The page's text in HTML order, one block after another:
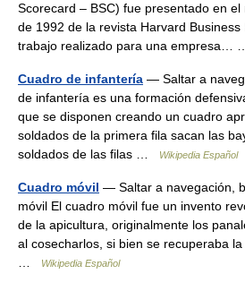
Scorecard – BSC) fue presentado en
de 1992 de la revista Harvard Business
trabajo realizado para una empresa…
Cuadro de infantería — Saltar a
de infantería es una formación
que se disponen creando un cuadro
soldados de la primera fila sacan las
soldados de las filas …
Wikipedia Español
Cuadro móvil — Saltar a navegación,
móvil El cuadro móvil fue un invento
de la apicultura, originalmente los
al cosecharlos, si bien se recuperaba
Wikipedia Español